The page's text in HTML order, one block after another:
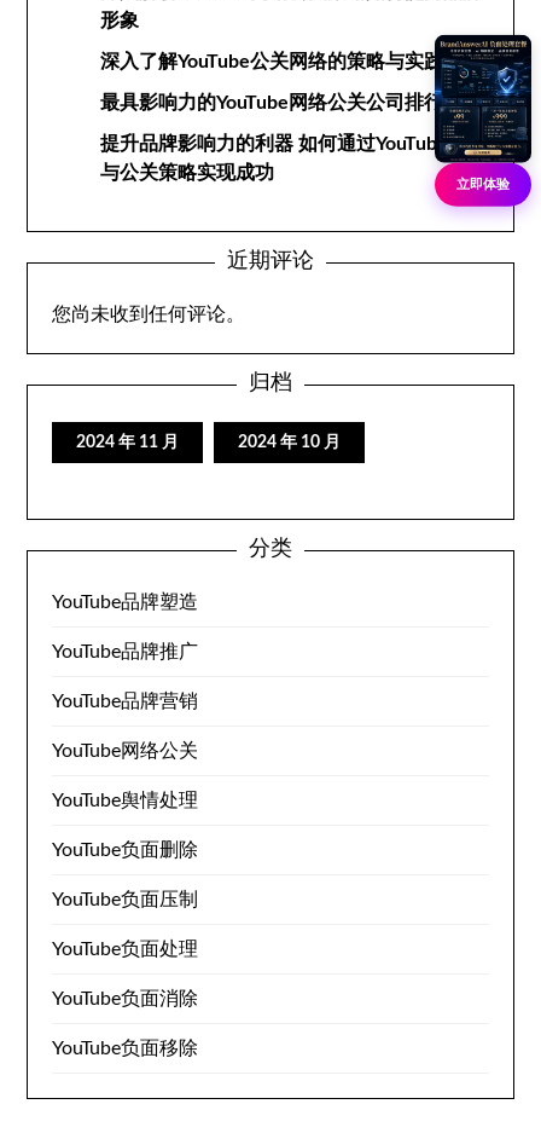
形象
深入了解YouTube公关网络的策略与实践
最具影响力的YouTube网络公关公司排行榜
提升品牌影响力的利器 如何通过YouTube网络
与公关策略实现成功
近期评论
您尚未收到任何评论。
归档
2024 年 11 月 2024 年 10 月
分类
YouTube品牌塑造
YouTube品牌推广
YouTube品牌营销
YouTube网络公关
YouTube舆情处理
YouTube负面删除
YouTube负面压制
YouTube负面处理
YouTube负面消除
YouTube负面移除
立即体验